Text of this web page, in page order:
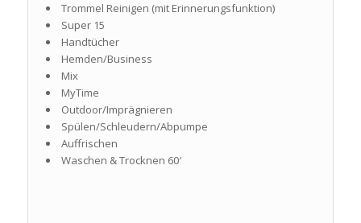
Trommel Reinigen (mit Erinnerungsfunktion)
Super 15
Handtücher
Hemden/Business
Mix
MyTime
Outdoor/Imprägnieren
Spülen/Schleudern/Abpumpe
Auffrischen
Waschen & Trocknen 60′